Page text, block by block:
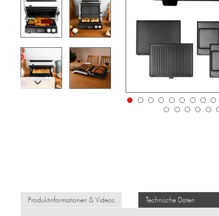
Produktinformationen & Videos Technische Daten